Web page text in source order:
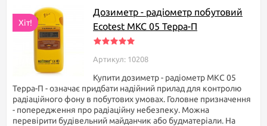
Хіт!
Дозиметр - радіометр побутовий
Ecotest МКС 05 Терра-П
Артикул: 10208
Купити дозиметр - радіометр МКС 05
Терра-П - означає придбати надійний прилад для контролю
радіаційного фону в побутових умовах. Головне призначення
- попередження про радіаційну небезпеку. Можна
перевірити будівельний майданчик або будматеріали. На